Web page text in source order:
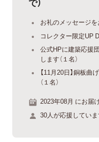
お礼のメッセージ
コレクター限定UP
公式HPに建築応援
します（１名）
【11月20日】銅板
（１名）
2023年08月 にお届
30人が応援していま